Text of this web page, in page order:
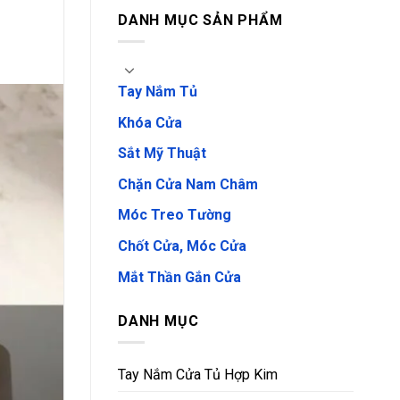
DANH MỤC SẢN PHẨM
Tay Nắm Tủ
Khóa Cửa
Sắt Mỹ Thuật
Chặn Cửa Nam Châm
Móc Treo Tường
Chốt Cửa, Móc Cửa
Mắt Thần Gắn Cửa
DANH MỤC
Tay Nắm Cửa Tủ Hợp Kim